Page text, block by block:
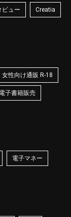
ビュー Creatia
女性向け通販 R-18
子書籍販売
電子マネー